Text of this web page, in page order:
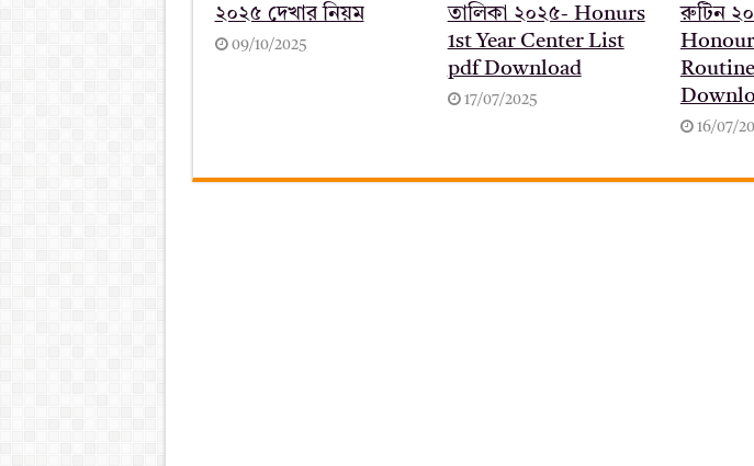
২০২৫ দেখার নিয়ম
09/10/2025
তালিকা ২০২৫- Honurs
1st Year Center List
pdf Download
17/07/2025
রুটিন
16/07/